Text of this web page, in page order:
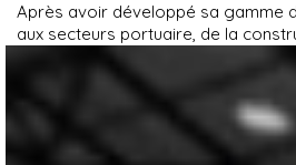
Après avoir développé sa gamme
aux secteurs portuaire, de la